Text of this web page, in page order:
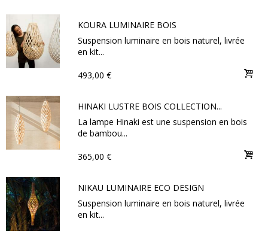
KOURA LUMINAIRE BOIS
Suspension luminaire en bois naturel, livrée
en kit...
493,00 €
HINAKI LUSTRE BOIS COLLECTION...
La lampe Hinaki est une suspension en bois
de bambou...
365,00 €
NIKAU LUMINAIRE ECO DESIGN
Suspension luminaire en bois naturel, livrée
en kit...